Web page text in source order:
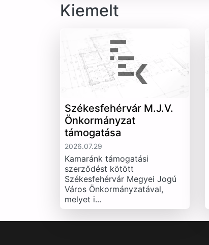
Kiemelt
Székesfehérvár M.J.V.
Önkormányzat
támogatása
2026.07.29
Kamaránk támogatási
szerződést kötött
Székesfehérvár Megyei Jogú
Város Önkormányzatával,
melyet i...